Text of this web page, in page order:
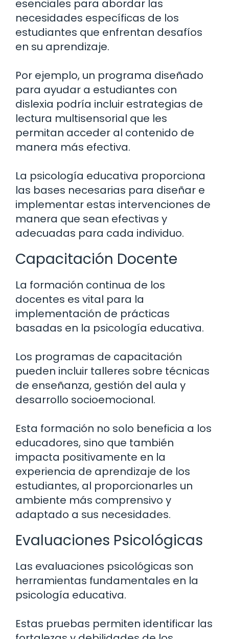
esenciales para abordar las
necesidades específicas de los
estudiantes que enfrentan desafíos
en su aprendizaje.
Por ejemplo, un programa diseñado
para ayudar a estudiantes con
dislexia podría incluir estrategias de
lectura multisensorial que les
permitan acceder al contenido de
manera más efectiva.
La psicología educativa proporciona
las bases necesarias para diseñar e
implementar estas intervenciones de
manera que sean efectivas y
adecuadas para cada individuo.
Capacitación Docente
La formación continua de los
docentes es vital para la
implementación de prácticas
basadas en la psicología educativa.
Los programas de capacitación
pueden incluir talleres sobre técnicas
de enseñanza, gestión del aula y
desarrollo socioemocional.
Esta formación no solo beneficia a los
educadores, sino que también
impacta positivamente en la
experiencia de aprendizaje de los
estudiantes, al proporcionarles un
ambiente más comprensivo y
adaptado a sus necesidades.
Evaluaciones Psicológicas
Las evaluaciones psicológicas son
herramientas fundamentales en la
psicología educativa.
Estas pruebas permiten identificar las